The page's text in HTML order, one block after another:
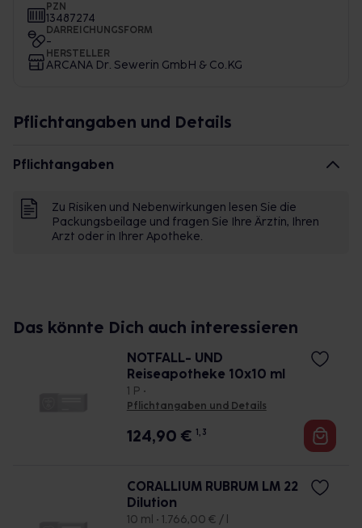
PZN
13487274
DARREICHUNGSFORM
-
HERSTELLER
ARCANA Dr. Sewerin GmbH & Co.KG
Pflichtangaben und Details
Pflichtangaben
Zu Risiken und Nebenwirkungen lesen Sie die
Packungsbeilage und fragen Sie Ihre Ärztin, Ihren
Arzt oder in Ihrer Apotheke.
Das könnte Dich auch interessieren
NOTFALL- UND
Reiseapotheke 10x10 ml
1 P •
Pflichtangaben und Details
124,90 € 1, 3
CORALLIUM RUBRUM LM 22
Dilution
10 ml • 1.766,00 € / l